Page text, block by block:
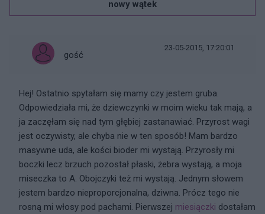
nowy wątek
gość
23-05-2015, 17:20:01
Hej! Ostatnio spytałam się mamy czy jestem gruba.
Odpowiedziała mi, że dziewczynki w moim wieku tak mają, a
ja zaczęłam się nad tym głębiej zastanawiać. Przyrost wagi
jest oczywisty, ale chyba nie w ten sposób! Mam bardzo
masywne uda, ale kości bioder mi wystają. Przyrosły mi
boczki lecz brzuch pozostał płaski, żebra wystają, a moja
miseczka to A. Obojczyki też mi wystają. Jednym słowem
jestem bardzo nieproporcjonalna, dziwna. Prócz tego nie
rosną mi włosy pod pachami. Pierwszej miesiączki dostałam